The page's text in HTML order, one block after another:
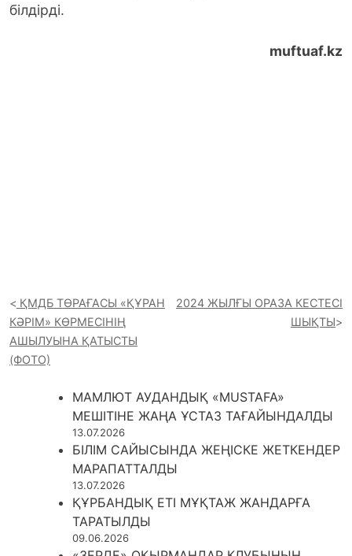
білдірді.
muftuaf.kz
ҚМДБ ТӨРАҒАСЫ «ҚҰРАН
КӘРІМ» КӨРМЕСІНІҢ
АШЫЛУЫНА ҚАТЫСТЫ
(ФОТО)
2024 ЖЫЛҒЫ ОРАЗА КЕСТЕСІ
ШЫҚТЫ
МАМЛЮТ АУДАНДЫҚ «MUSTAFA»
МЕШІТІНЕ ЖАҢА ҰСТАЗ ТАҒАЙЫНДАЛДЫ
13.07.2026
БІЛІМ САЙЫСЫНДА ЖЕҢІСКЕ ЖЕТКЕНДЕР
МАРАПАТТАЛДЫ
13.07.2026
ҚҰРБАНДЫҚ ЕТІ МҰҚТАЖ ЖАНДАРҒА
ТАРАТЫЛДЫ
09.06.2026